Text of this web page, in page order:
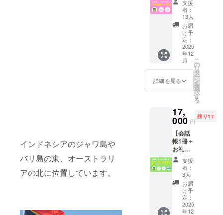
インドネシアのジャワ島や
バリ島の東、オーストラリ
アの北に位置しています。
ハーブ
スー
プ）か
らお選
びいた
だけま
す。 ※
掲載す
るお名
前は1文
字あた
り3mm
想定し
ていま
すが、
支援人
数で変
動する
ことを
ご了承
くださ
い。 ※
以下は
料理の
詳細で
す（開
す。 ※
完成報
告会の
開催は
2025年
12月
頃、
ZOOM
での開
定して
いま
程など
詳細は
メール
でお知
らせい
たしま
す。 ※
必ず、
【備考
欄】
に、
【会話
帳に掲
載する
会話帳
東ティ
モー
ル』中
でキャ
ラク
ターと
して登
る会話
帳はサ
完成品
はデザ
インが
変更と
なる可
能性が
ありま
す。 ※
完成報
告会の
開催は
2025年
12月
【会話
帳に掲
載する
お名前
（15文
字以
内）】
をご記
入くだ
※掲載す
るお名
前は1文
り3mm
四方を
想定し
ていま
すが、
支援人
数で変
動する
ことを
ご了承
くださ
い。
の指さ
し会話
帳 東
ティ
モー
ル』1冊
※画像に
ある会
話帳は
サンプ
デザイ
ンが変
更とな
る可能
性があ
りま
す。 ※
必ず、
【備考
欄】
に、
【会話
帳に掲
会】 お
礼のメ
ニュー
に加え
て、会
話帳1冊
の提供
と、完
成報告
会にご
招待し
ます。
メ
ニュー
（感謝
のメー
ル、制
作活動
報告
メー
ル、会
話帳に
お名前
掲載）
・『旅
支援
者：
13人
お届
け予
定：
2025
年12
月
詳細を見る
こ
の
リ
タ
ー
ン
を
選
択
す
る
17,
000 円
残り17
【会話
帳1冊＋
お礼＋
報告会
＋オン
ライン
ツアー
（コー
ヒー付
き）】
お礼の
支援
者：
3人
お届
け予
定：
2025
年12